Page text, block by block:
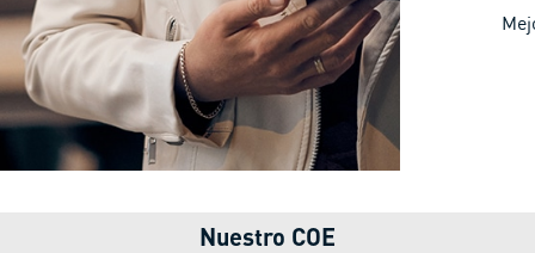
Nuestro COE